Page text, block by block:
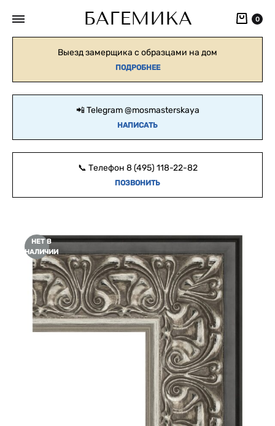
БАГЕМИКА 0
Выезд замерщика с образцами на дом
ПОДРОБНЕЕ
📲 Telegram@mosmasterskaya
НАПИСАТЬ
📞 Телефон 8 (495) 118-22-82
ПОЗВОНИТЬ
НЕТ В
НАЛИЧИИ